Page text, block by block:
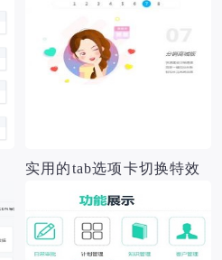
实用的tab选项卡切换特效